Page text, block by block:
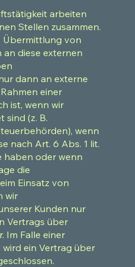
arbeiten
Stellen zusammen.
Übermittlung von
diese externen
dann an externe
einer
ist, wenn wir
sind (z. B.
wenn
nach Art. 6 Abs. 1 lit.
haben oder wenn
die
Einsatz von
wir
Kunden nur
Vertrags über
Im Falle einer
ein Vertrag über